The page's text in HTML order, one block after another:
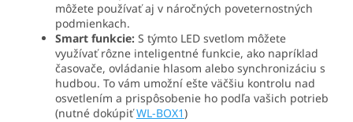
môžete používať aj v náročných poveternostných
podmienkach.
Smart funkcie: S týmto LED svetlom môžete
využívať rôzne inteligentné funkcie, ako napríklad
časovače, ovládanie hlasom alebo synchronizáciu s
hudbou. To vám umožní ešte väčšiu kontrolu nad
osvetlením a prispôsobenie ho podľa vašich potrieb
(nutné dokúpiťWL-BOX1)